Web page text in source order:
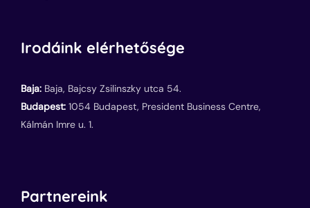
Irodáink elérhetősége
Baja: Baja, Bajcsy Zsilinszky utca 54.
Budapest: 1054 Budapest, President Business Centre,
Kálmán Imre u. 1.
Partnereink